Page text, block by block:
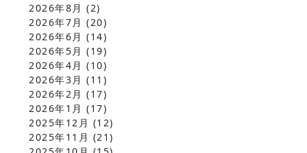
2026年8月 (2)
2026年7月 (20)
2026年6月 (14)
2026年5月 (19)
2026年4月 (10)
2026年3月 (11)
2026年2月 (17)
2026年1月 (17)
2025年12月 (12)
2025年11月 (21)